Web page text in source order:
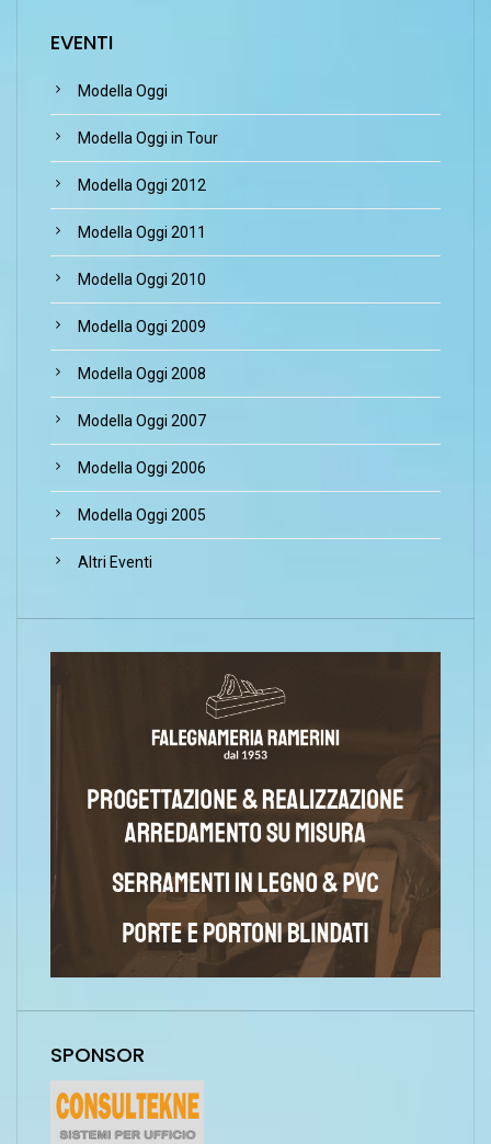
EVENTI
Modella Oggi
Modella Oggi in Tour
Modella Oggi 2012
Modella Oggi 2011
Modella Oggi 2010
Modella Oggi 2009
Modella Oggi 2008
Modella Oggi 2007
Modella Oggi 2006
Modella Oggi 2005
Altri Eventi
SPONSOR